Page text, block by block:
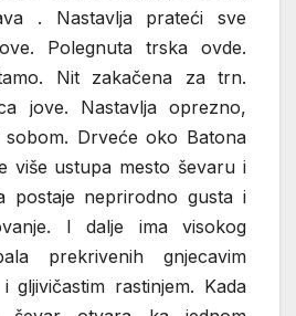
. Nastavlja prateći sve
Polegnuta trska ovde.
Nit zakačena za trn.
jove. Nastavlja oprezno,
Drveće oko Batona
više ustupa mesto ševaru i
postaje neprirodno gusta i
I dalje ima visokog
prekrivenih gnjecavim
gljivičastim rastinjem. Kada